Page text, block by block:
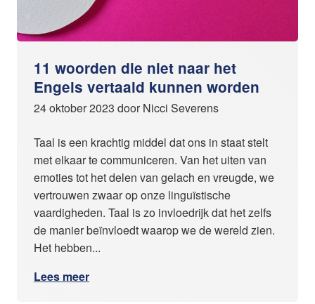
11 woorden die niet naar het
Engels vertaald kunnen worden
24 oktober 2023 door Nicci Severens
Taal is een krachtig middel dat ons in staat stelt
met elkaar te communiceren. Van het uiten van
emoties tot het delen van gelach en vreugde, we
vertrouwen zwaar op onze linguïstische
vaardigheden. Taal is zo invloedrijk dat het zelfs
de manier beïnvloedt waarop we de wereld zien.
Het hebben...
Lees meer